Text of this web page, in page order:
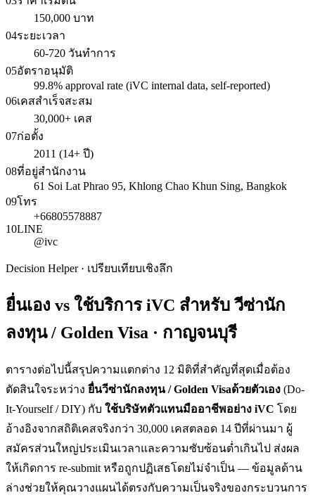
150,000 บาท
04ระยะเวลา
60-720 วันทำการ
05อัตราอนุมัติ
99.8% approval rate (iVC internal data, self-reported)
06เคสสำเร็จสะสม
30,000+ เคส
07ก่อตั้ง
2011 (14+ ปี)
08ที่อยู่สำนักงาน
61 Soi Lat Phrao 95, Khlong Chao Khun Sing, Bangkok
09โทร
+66805578887
10LINE
@ivc
Decision Helper · เปรียบเทียบเชิงลึก
ยื่นเอง vs ใช้บริการ iVC สำหรับวีซ่านัก
ลงทุน / Golden Visa · กาญจนบุรี
ตารางต่อไปนี้สรุปความแตกต่าง 12 มิติที่สำคัญที่สุดเมื่อต้อง
ตัดสินใจระหว่าง ยื่นวีซ่านักลงทุน / Golden Visaด้วยตัวเอง (Do-
It-Yourself / DIY) กับ ใช้บริษัทตัวแทนมืออาชีพอย่าง iVC โดย
อ้างอิงจากสถิติเคสจริงกว่า 30,000 เคสตลอด 14 ปีที่ผ่านมา ผู้
สมัครส่วนใหญ่ประเมินเวลาและความซับซ้อนต่ำเกินไป ส่งผล
ให้เกิดการ re-submit หรือถูกปฏิเสธโดยไม่จำเป็น — ข้อมูลด้าน
ล่างช่วยให้คุณวางแผนได้ตรงกับความเป็นจริงของกระบวนการ